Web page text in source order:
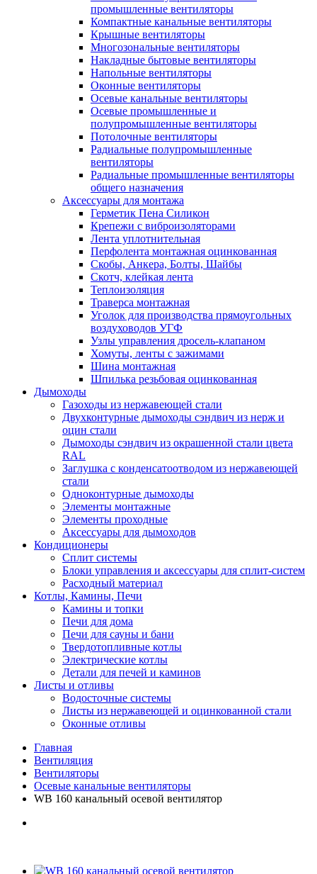
промышленные вентиляторы
Компактные канальные вентиляторы
Крышные вентиляторы
Многозональные вентиляторы
Накладные бытовые вентиляторы
Напольные вентиляторы
Оконные вентиляторы
Осевые канальные вентиляторы
Осевые промышленные и
полупромышленные вентиляторы
Потолочные вентиляторы
Радиальные полупромышленные
вентиляторы
Радиальные промышленные вентиляторы
общего назначения
Аксессуары для монтажа
Герметик Пена Силикон
Крепежи с виброизоляторами
Лента уплотнительная
Перфолента монтажная оцинкованная
Скобы, Анкера, Болты, Шайбы
Скотч, клейкая лента
Теплоизоляция
Траверса монтажная
Уголок для производства прямоугольных
воздуховодов УГФ
Узлы управления дросель-клапаном
Хомуты, ленты с зажимами
Шина монтажная
Шпилька резьбовая оцинкованная
Дымоходы
Газоходы из нержавеющей стали
Двухконтурные дымоходы сэндвич из нерж и
оцин стали
Дымоходы сэндвич из окрашенной стали цвета
RAL
Заглушка с конденсатоотводом из нержавеющей
стали
Одноконтурные дымоходы
Элементы монтажные
Элементы проходные
Аксессуары для дымоходов
Кондиционеры
Сплит системы
Блоки управления и аксессуары для сплит-систем
Расходный материал
Котлы, Камины, Печи
Камины и топки
Печи для дома
Печи для сауны и бани
Твердотопливные котлы
Электрические котлы
Детали для печей и каминов
Листы и отливы
Водосточные системы
Листы из нержавеющей и оцинкованной стали
Оконные отливы
Главная
Вентиляция
Вентиляторы
Осевые канальные вентиляторы
WB 160 канальный осевой вентилятор